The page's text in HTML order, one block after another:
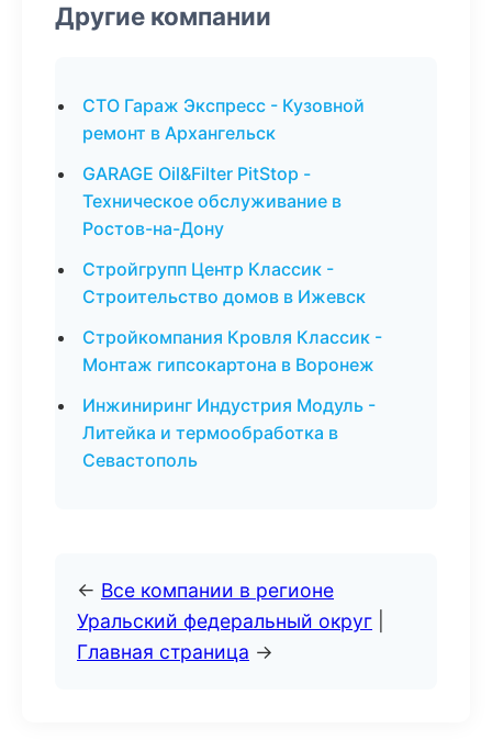
Другие компании
СТО Гараж Экспресс - Кузовной
ремонт в Архангельск
GARAGE Oil&Filter PitStop -
Техническое обслуживание в
Ростов-на-Дону
Стройгрупп Центр Классик -
Строительство домов в Ижевск
Стройкомпания Кровля Классик -
Монтаж гипсокартона в Воронеж
Инжиниринг Индустрия Модуль -
Литейка и термообработка в
Севастополь
← Все компании в регионе
Уральский федеральный округ
Главная страница →